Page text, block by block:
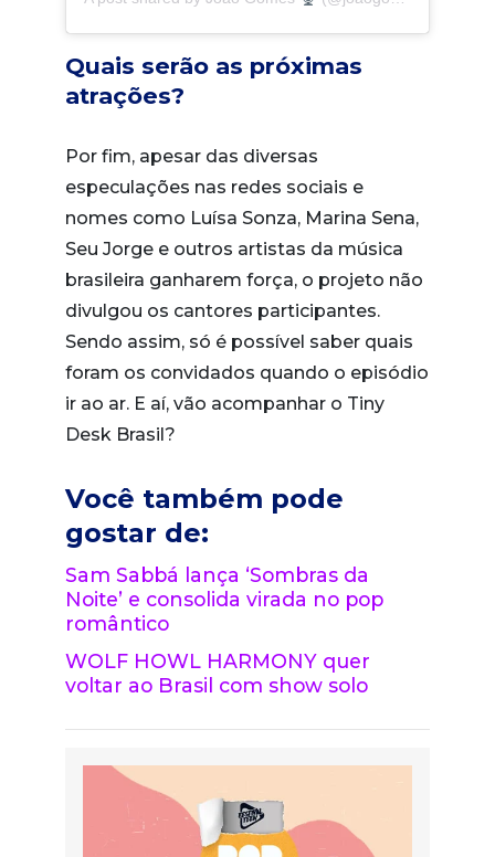
Quais serão as próximas
atrações?
Por fim, apesar das diversas
especulações nas redes sociais e
nomes como Luísa Sonza, Marina Sena,
Seu Jorge e outros artistas da música
brasileira ganharem força, o projeto não
divulgou os cantores participantes.
Sendo assim, só é possível saber quais
foram os convidados quando o episódio
ir ao ar. E aí, vão acompanhar o Tiny
Desk Brasil?
Você também pode
gostar de:
Sam Sabbá lança ‘Sombras da
Noite’ e consolida virada no pop
romântico
WOLF HOWL HARMONY quer
voltar ao Brasil com show solo